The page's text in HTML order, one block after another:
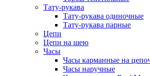
Тату-рукава
Тату-рукава одиночные
Тату-рукава парные
Цепи
Цепи на шею
Часы
Часы карманные на
Часы наручные